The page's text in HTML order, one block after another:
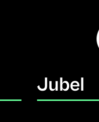
Jubel